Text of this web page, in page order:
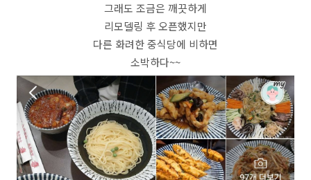
그래도 조금은 깨끗하게
리모델링 후 오픈했지만
다른 화려한 중식당에 비하면
소박하다~~